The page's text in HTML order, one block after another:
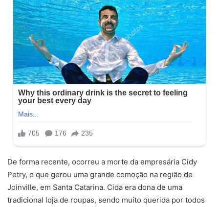
De forma recente, ocorreu a morte da empresária Cidy
Petry, o que gerou uma grande comoção na região de
Joinville, em Santa Catarina. Cida era dona de uma
tradicional loja de roupas, sendo muito querida por todos